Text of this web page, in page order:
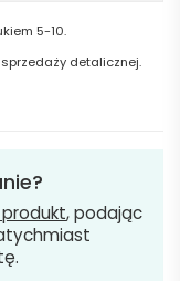
5-10.
detalicznej.
, podając